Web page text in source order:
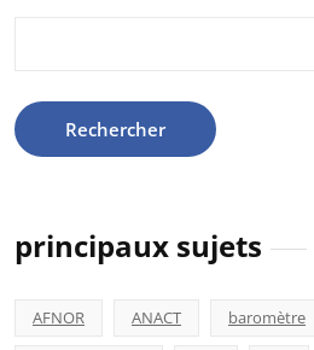
principaux sujets
AFNOR ANACT baromètre